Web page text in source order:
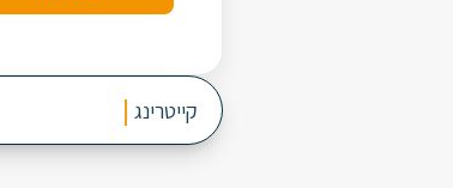
קייטרינג